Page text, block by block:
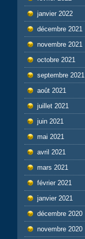
janvier 2022
décembre 2021
novembre 2021
octobre 2021
septembre 2021
août 2021
juillet 2021
juin 2021
mai 2021
avril 2021
mars 2021
février 2021
janvier 2021
décembre 2020
novembre 2020